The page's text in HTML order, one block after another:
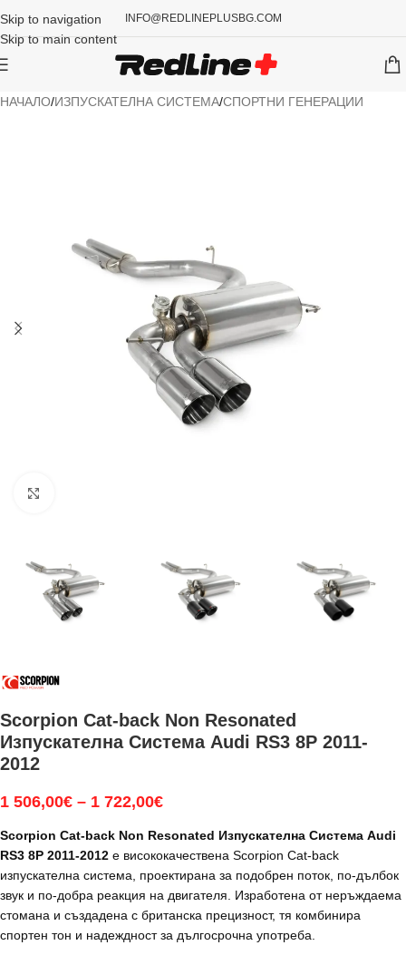
Skip to navigation
Skip to main content
INFO@REDLINEPLUSBG.COM
НАЧАЛО/ИЗПУСКАТЕЛНА СИСТЕМА/СПОРТНИ ГЕНЕРАЦИИ
Scorpion Cat-back Non Resonated
Изпускателна Система Audi RS3 8P 2011-
2012
1 506,00€ – 1 722,00€
Scorpion Cat-back Non Resonated Изпускателна Система Audi
RS3 8P 2011-2012 е висококачествена Scorpion Cat-back
изпускателна система, проектирана за подобрен поток, по-дълбок
звук и по-добра реакция на двигателя. Изработена от неръждаема
стомана и създадена с британска прецизност, тя комбинира
спортен тон и надеждност за дългосрочна употреба.